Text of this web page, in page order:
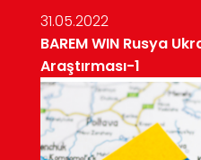
31.05.2022
BAREM WIN Rusya
Araştırması-1